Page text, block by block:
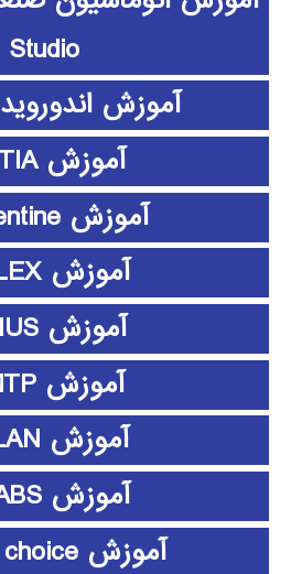
Studio
آموزش اندوروید android
آموزش CATIA
آموزش clementine
آموزش CPLEX
آموزش EDIUS
آموزش EMTP
آموزش ePLAN
آموزش ETABS
آموزش expert choice